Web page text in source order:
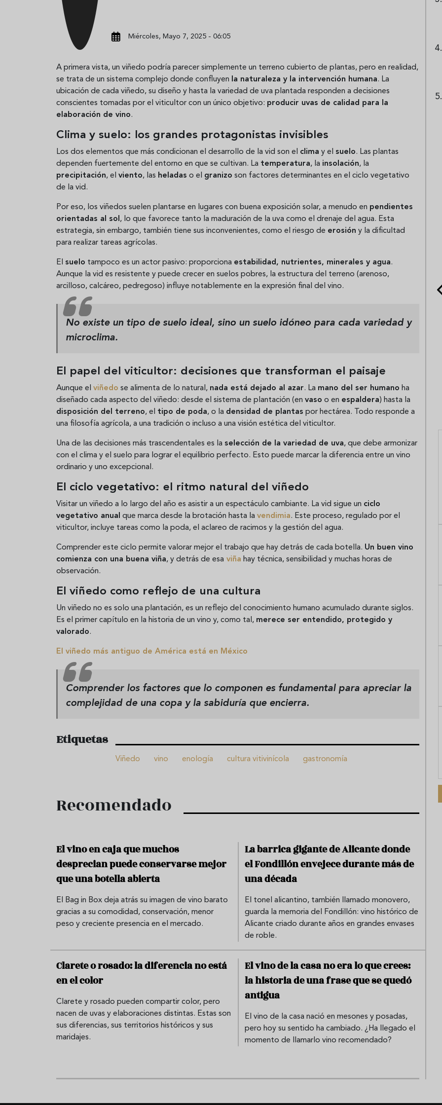
Miércoles, Mayo 7, 2025 - 06:05
A primera vista, un viñedo podría parecer simplemente un terreno cubierto de plantas, pero en realidad,
se trata de un sistema complejo donde confluyen
la naturaleza y la intervención humana. La
ubicación de cada viñedo, su diseño y hasta la variedad de uva plantada responden a decisiones
conscientes tomadas por el viticultor con un único objetivo: producir uvas de calidad para la
elaboración de vino.
Clima y suelo: los grandes protagonistas invisibles
Los dos elementos que más condicionan el desarrollo de la vid son el clima y el suelo. Las plantas
dependen fuertemente del entorno en que se cultivan. La temperatura, la insolación, la
precipitación, el viento, las heladas o el granizo son factores determinantes en el ciclo vegetativo
de la vid.
Por eso, los viñedos suelen plantarse en lugares con buena exposición solar, a menudo en pendientes
orientadas al sol , lo que favorece tanto la maduración de la uva como el drenaje del agua. Esta
estrategia, sin embargo, también tiene sus inconvenientes, como el riesgo de erosión y la dificultad
para realizar tareas agrícolas.
El suelo tampoco es un actor pasivo: proporciona estabilidad, nutrientes, minerales y agua.
Aunque la vid es resistente y puede crecer en suelos pobres, la estructura del terreno (arenoso,
arcilloso, calcáreo, pedregoso) influye notablemente en la expresión final del vino.
No existe un tipo de suelo ideal, sino un suelo idóneo para cada variedad y
microclima.
El papel del viticultor: decisiones que transforman el paisaje
Aunque el viñedo se alimenta de lo natural, nada está dejado al azar. La mano del ser humano ha
diseñado cada aspecto del viñedo: desde el sistema de plantación (en vaso o en espaldera) hasta la
disposición del terreno, el tipo de poda, o la densidad de plantas por hectárea. Todo responde a
una filosofía agrícola, a una tradición o incluso a una visión estética del viticultor.
Una de las decisiones más trascendentales es la selección de la variedad de uva, que debe armonizar
con el clima y el suelo para lograr el equilibrio perfecto. Esto puede marcar la diferencia entre un vino
ordinario y uno excepcional.
El ciclo vegetativo: el ritmo natural del viñedo
Visitar un viñedo a lo largo del año es asistir a un espectáculo cambiante. La vid sigue un ciclo
vegetativo anual que marca desde la brotación hasta la vendimia. Este proceso, regulado por el
viticultor, incluye tareas como la poda, el aclareo de racimos y la gestión del agua.
Comprender este ciclo permite valorar mejor el trabajo que hay detrás de cada botella. Un buen vino
comienza con una buena viña, y detrás de esa viña hay técnica, sensibilidad y muchas horas de
observación.
El viñedo como reflejo de una cultura
Un viñedo no es solo una plantación, es un reflejo del conocimiento humano acumulado durante siglos.
Es el primer capítulo en la historia de un vino y, como tal, merece ser entendido, protegido y
valorado.
El viñedo más antiguo de América está en México
Comprender los factores que lo componen es fundamental para apreciar la
complejidad de una copa y la sabiduría que encierra.
Etiquetas
Viñedo vino enología cultura vitivinícola gastronomía
Recomendado
El vino en caja que muchos
desprecian puede conservarse mejor
que una botella abierta
El Bag in Box deja atrás su imagen de vino barato
gracias a su comodidad, conservación, menor
peso y creciente presencia en el mercado.
La barrica gigante de Alicante donde
el Fondillón envejece durante más de
una década
El tonel alicantino, también llamado monovero,
guarda la memoria del Fondillón: vino histórico de
Alicante criado durante años en grandes envases
de roble.
Clarete o rosado: la diferencia no está
en el color
Clarete y rosado pueden compartir color, pero
nacen de uvas y elaboraciones distintas. Estas son
sus diferencias, sus territorios históricos y sus
maridajes.
El vino de la casa no era lo que crees:
la historia de una frase que se quedó
antigua
El vino de la casa nació en mesones y posadas,
pero hoy su sentido ha cambiado. ¿Ha llegado el
momento de llamarlo vino recomendado?